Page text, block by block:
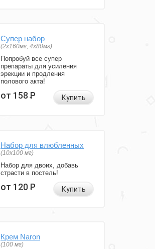
Супер набор
(2х160мг, 4х80мг)
Попробуй все супер
препараты для усиления
эрекции и продления
полового акта!
от 158Р Купить
Набор для влюбленных
(10х100 мг)
Набор для двоих, добавь
страсти в постель!
от 120Р Купить
Крем Naron
(100 мг)